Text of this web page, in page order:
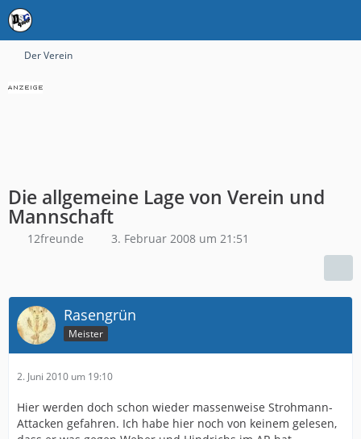
Der Verein
Die allgemeine Lage von Verein und
Mannschaft
12freunde 3. Februar 2008 um 21:51
Rasengrün
Meister
2. Juni 2010 um 19:10
Hier werden doch schon wieder massenweise Strohmann-
Attacken gefahren. Ich habe hier noch von keinem gelesen,